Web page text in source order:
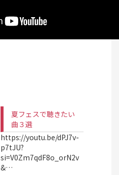
夏フェスで聴きたい
曲３選
https://youtu.be/dPJ7v-
p7tJU?
si=V0Zm7qdF8o_orN2v
&…